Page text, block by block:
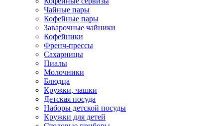
Чайные пары
Кофейные пары
Заварочные чайники
Кофейники
Френч-прессы
Сахарницы
Пиалы
Молочники
Блюдца
Кружки, чашки
Детская посуда
Наборы детской посуды
Кружки для детей